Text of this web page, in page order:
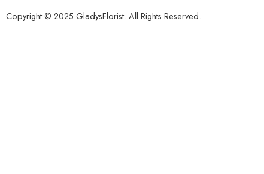
Copyright © 2025 GladysFlorist. All Rights Reserved.